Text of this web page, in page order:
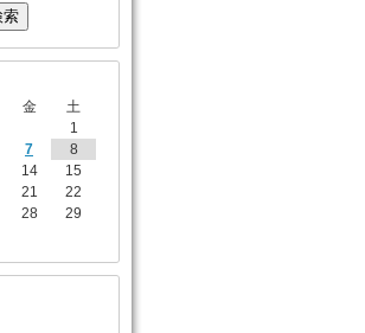
金
土
1
7
8
14
15
21
22
28
29